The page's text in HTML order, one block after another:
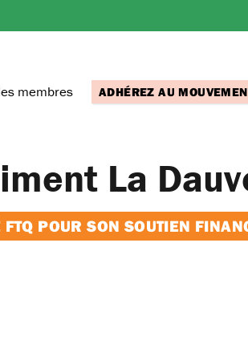
membres ADHÉREZ AU
La
POUR SON SOUTIEN